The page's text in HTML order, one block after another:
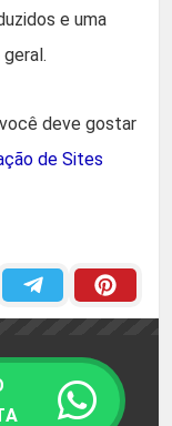
e uma
deve gostar
de Sites